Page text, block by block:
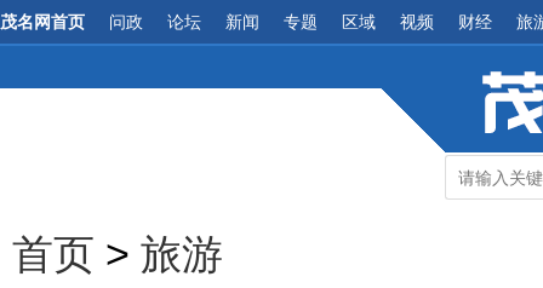
茂名网首页 问政 论坛 新闻 专题 区域 视频 财经 旅
首页 > 旅游